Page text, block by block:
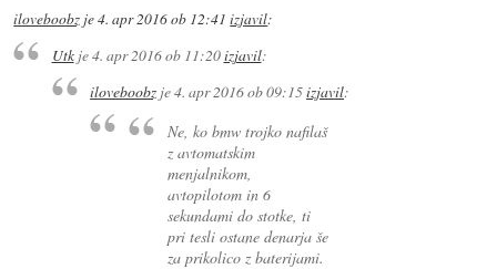
iloveboobz je4. apr 2016 ob 12:41 izjavil:
Utkje4. apr 2016 ob 11:20izjavil:
iloveboobz je4. apr 2016 ob 09:15izjavil:
Ne, ko bmw trojko nafilaš
z avtomatskim
menjalnikom,
avtopilotom in 6
sekundami do stotke, ti
pri tesli ostane denarja še
za prikolico z baterijami.